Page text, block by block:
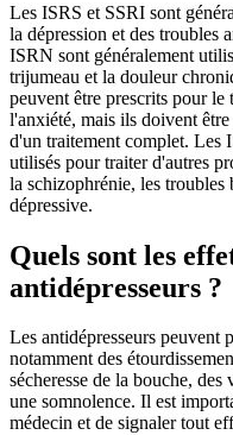
Les ISRS et SSRI sont
la dépression et des troubles
ISRN sont généralement
trijumeau et la douleur
peuvent être prescrits pour le
l'anxiété, mais ils doivent
d'un traitement complet. Les
utilisés pour traiter d'autres
la schizophrénie, les troubles
dépressive.
Quels sont les
antidépresseurs ?
Les antidépresseurs peuvent
notamment des
sécheresse de la bouche, des
une somnolence. Il est
médecin et de signaler tout